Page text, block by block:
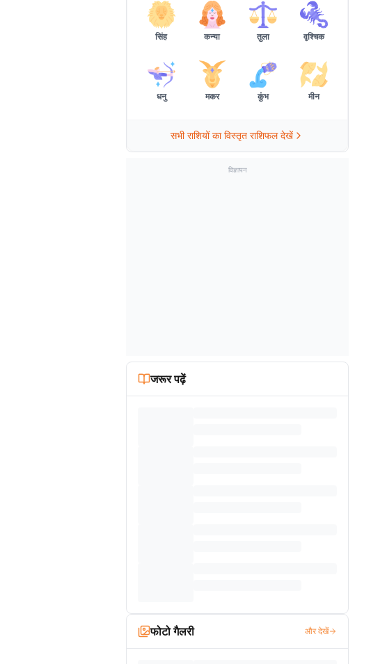
सिंह कन्या तुला वृश्चिक
धनु मकर कुंभ मीन
सभी राशियों का विस्तृत राशिफल देखें
विज्ञापन
जरूर पढ़ें
फोटो गैलरी और देखें